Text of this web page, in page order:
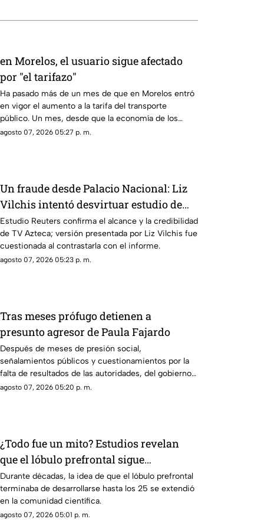
en Morelos, el usuario sigue afectado
por "el tarifazo"
Ha pasado más de un mes de que en Morelos entró
en vigor el aumento a la tarifa del transporte
público. Un mes, desde que la economía de los
morelenses se vio afectada y los ciudadanos
agosto 07, 2026 05:27 p. m.
Un fraude desde Palacio Nacional: Liz
Vilchis intentó desvirtuar estudio de
Reuters sobre la credibilidad de TV
Azteca
Estudio Reuters confirma el alcance y la credibilidad
de TV Azteca; versión presentada por Liz Vilchis fue
cuestionada al contrastarla con el informe.
agosto 07, 2026 05:23 p. m.
Tras meses prófugo detienen a
presunto agresor de Paula Fajardo
Después de meses de presión social,
señalamientos públicos y cuestionamientos por la
falta de resultados de las autoridades, del gobierno
de Margarita González Saravia finalmente fue
agosto 07, 2026 05:20 p. m.
¿Todo fue un mito? Estudios revelan
que el lóbulo prefrontal sigue
desarrollándose después de los 25 años
Durante décadas, la idea de que el lóbulo prefrontal
terminaba de desarrollarse hasta los 25 se extendió
en la comunidad científica.
agosto 07, 2026 05:01 p. m.